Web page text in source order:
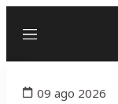
Menú
09 ago 2026